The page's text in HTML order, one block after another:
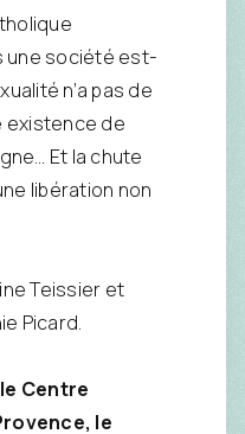
une société est-
n’a pas de
existence de
Et la chute
libération non
Teissier et
Picard.
Centre
le